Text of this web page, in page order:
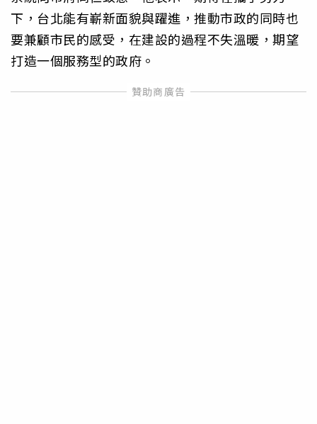
下，台北能有嶄新面貌與躍進，推動市政的同時也
要兼顧市民的感受，在建設的過程不失溫暖，期望
打造一個服務型的政府。